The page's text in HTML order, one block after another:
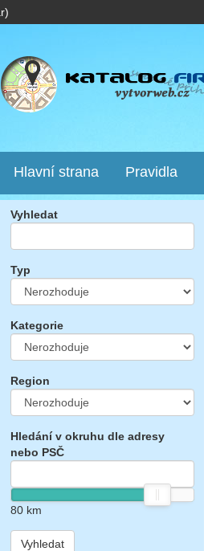
Hlavní strana Pravidla
Vyhledat
Typ
Kategorie
Region
Hledání v okruhu dle adresy
nebo PSČ
80km
Vyhledat